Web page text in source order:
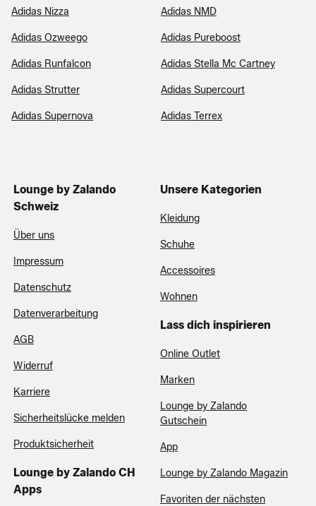
Adidas Nizza Adidas NMD
Adidas Ozweego Adidas Pureboost
Adidas Runfalcon Adidas Stella Mc Cartney
Adidas Strutter Adidas Supercourt
Adidas Supernova Adidas Terrex
Lounge by Zalando
Schweiz
Über uns
Impressum
Datenschutz
Datenverarbeitung
AGB
Widerruf
Karriere
Sicherheitslücke melden
Produktsicherheit
Lounge by Zalando CH
Apps
Unsere Kategorien
Kleidung
Schuhe
Accessoires
Wohnen
Lass dich inspirieren
Online Outlet
Marken
Lounge by Zalando
Gutschein
App
Lounge by Zalando Magazin
Favoriten der nächsten